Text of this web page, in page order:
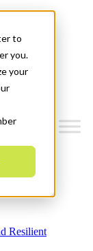
to
you.
your
Resilient